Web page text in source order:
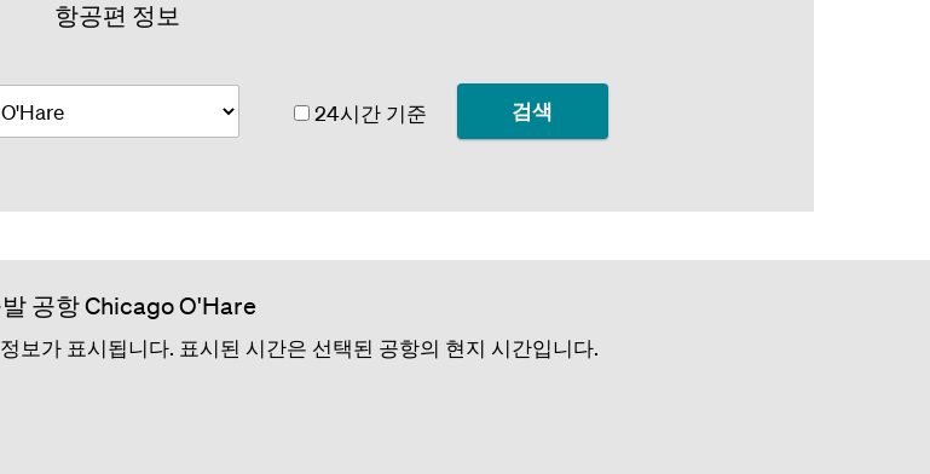
항공편 정보
24시간 기준 검색
공항 Chicago O'Hare
보가 표시됩니다. 표시된 시간은 선택된 공항의 현지 시간입니다.